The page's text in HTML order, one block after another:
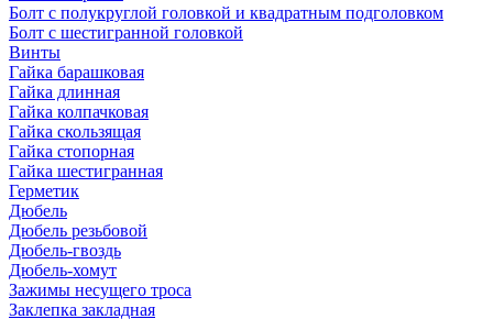
Болт с полукруглой головкой и квадратным подголовком
Болт с шестигранной головкой
Винты
Гайка барашковая
Гайка длинная
Гайка колпачковая
Гайка скользящая
Гайка стопорная
Гайка шестигранная
Герметик
Дюбель
Дюбель резьбовой
Дюбель-гвоздь
Дюбель-хомут
Зажимы несущего троса
Заклепка закладная